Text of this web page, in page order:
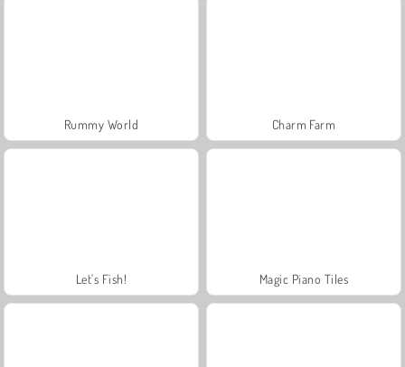
Rummy World Charm Farm
Let's Fish! Magic Piano Tiles